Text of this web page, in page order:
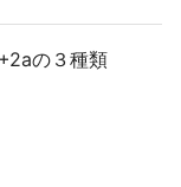
の３種類